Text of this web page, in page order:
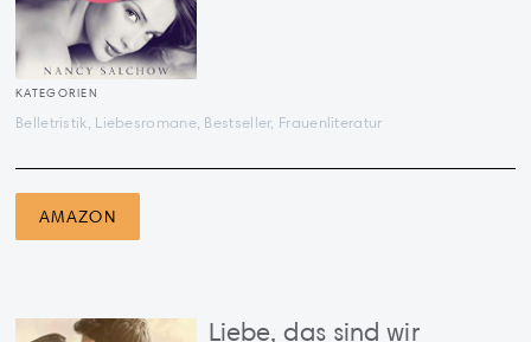
KATEGORIEN
Belletristik, Liebesromane, Bestseller, Frauenliteratur
AMAZON
Liebe, das sind wir